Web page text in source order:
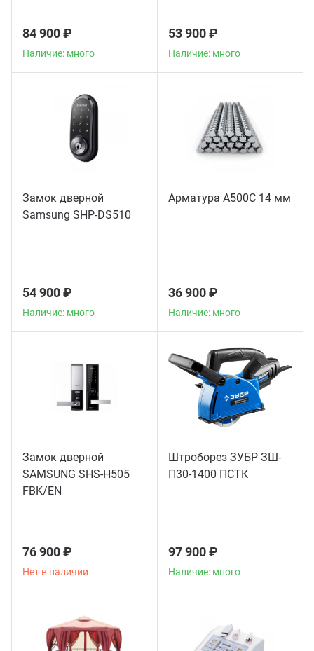
84 900 ₽
Наличие: много
53 900 ₽
Наличие: много
Замок дверной
Samsung SHP-DS510
54 900 ₽
Наличие: много
Арматура А500С 14 мм
36 900 ₽
Наличие: много
Замок дверной
SAMSUNG SHS-H505
FBK/EN
76 900 ₽
Нет в наличии
Штроборез ЗУБР ЗШ-
П30-1400 ПСТК
97 900 ₽
Наличие: много